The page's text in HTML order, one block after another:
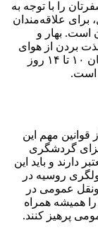
را با توجه به
برای علاقه‌مندان
است. بهار و
بردن از هوای
معتدل مناسب‌تر خواهد بود. درمجموع، مدت‌زمان ۱۰ تا ۱۴ روز
است.
قوانین مهم این
گردشگری
دارند و باید این
روسیه در
عمومی در
همیشه همراه
پرهیز کنند.